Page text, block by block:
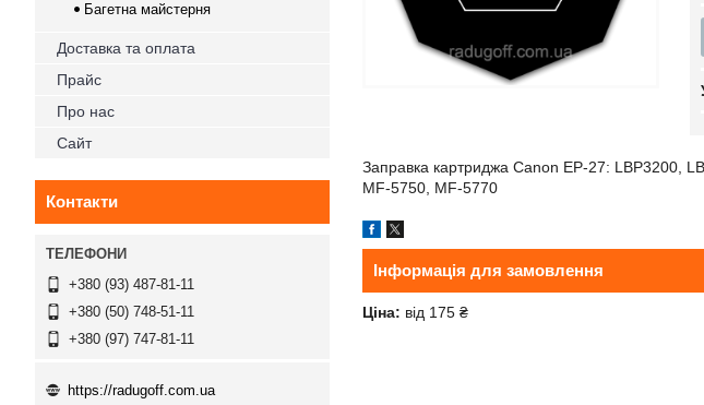
Заправка картриджа Canon EP-27: LBP3200,
MF-5750, MF-5770
Інформація для замовлення
Ціна: від 175 ₴
Багетна майстерня
Доставка та оплата
Прайс
Про нас
Сайт
Контакти
+380 (93) 487-81-11
+380 (50) 748-51-11
+380 (97) 747-81-11
https://radugoff.com.ua